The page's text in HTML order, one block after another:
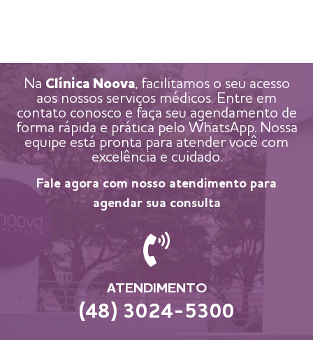
Na Clínica Noova, facilitamos o seu acesso
aos nossos serviços médicos. Entre em
contato conosco e faça seu agendamento de
forma rápida e prática pelo WhatsApp. Nossa
equipe está pronta para atender você com
excelência e cuidado.
Fale agora com nosso atendimento para
agendar sua consulta
ATENDIMENTO
(48) 3024-5300